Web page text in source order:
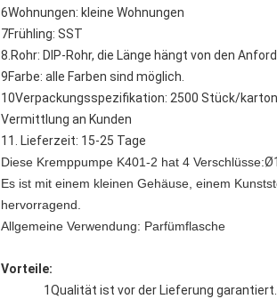
6Wohnungen: kleine Wohnungen
7Frühling: SST
8.Rohr: DIP-Rohr, die Länge hängt von den
9Farbe: alle Farben sind möglich.
10Verpackungsspezifikation: 2500 Stück/
Vermittlung an Kunden
11. Lieferzeit: 15-25 Tage
Diese Kremppumpe K401-2 hat 4 Verschlüsse:
Es ist mit einem kleinen Gehäuse, einem
hervorragend.
Allgemeine Verwendung: Parfümflasche
Vorteile:
1Qualität ist vor der Lieferung garantiert.